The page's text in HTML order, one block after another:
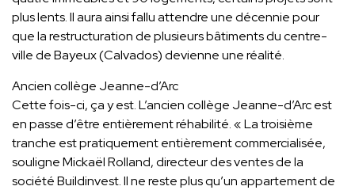
plus lents. Il aura ainsi fallu attendre une décennie pour
que la restructuration de plusieurs bâtiments du centre-
ville de Bayeux (Calvados) devienne une réalité.
Ancien collège Jeanne-d’Arc
Cette fois-ci, ça y est. L’ancien collège Jeanne-d’Arc est
en passe d’être entièrement réhabilité. « La troisième
tranche est pratiquement entièrement commercialisée,
souligne Mickaël Rolland, directeur des ventes de la
société Buildinvest. Il ne reste plus qu’un appartement de